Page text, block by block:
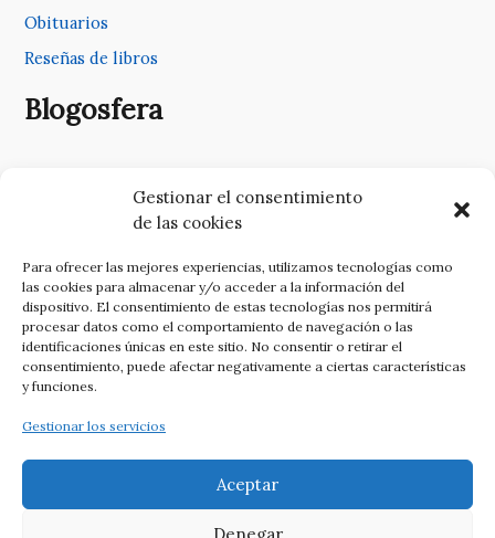
Gestionar el consentimiento
de las cookies
Para ofrecer las mejores experiencias, utilizamos tecnologías como
las cookies para almacenar y/o acceder a la información del
dispositivo. El consentimiento de estas tecnologías nos permitirá
procesar datos como el comportamiento de navegación o las
identificaciones únicas en este sitio. No consentir o retirar el
consentimiento, puede afectar negativamente a ciertas características
y funciones.
Gestionar los servicios
Aceptar
Denegar
Obituarios
Reseñas de libros
Blogosfera
Soplo de conocimiento
Rubén Figaredo